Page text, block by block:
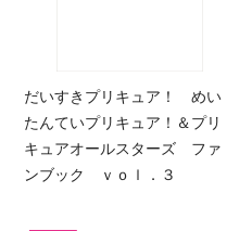
だいすきプリキュア！ めい
たんていプリキュア！＆プリ
キュアオールスターズ ファ
ンブック ｖｏｌ．３